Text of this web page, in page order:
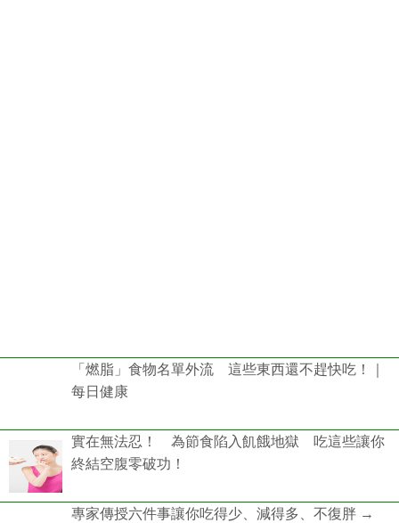
「燃脂」食物名單外流 這些東西還不趕快吃！｜
每日健康
實在無法忍！ 為節食陷入飢餓地獄 吃這些讓你
終結空腹零破功！
專家傳授六件事讓你吃得少、減得多、不復胖 →